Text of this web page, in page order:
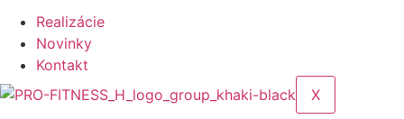
Realizácie
Novinky
Kontakt
X